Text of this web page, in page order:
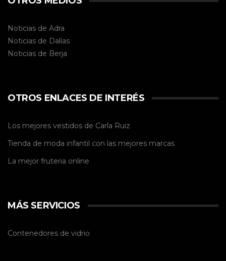
Noticias de Adra
Noticias de Dalías
Noticias de Berja
OTROS ENLACES DE INTERÉS
Los mejores vestidos de Carla Ruiz
Tienda de moda infantil con las mejores marcas
La mejor fruteria online
MÁS SERVICIOS
Contenedores de vidrio